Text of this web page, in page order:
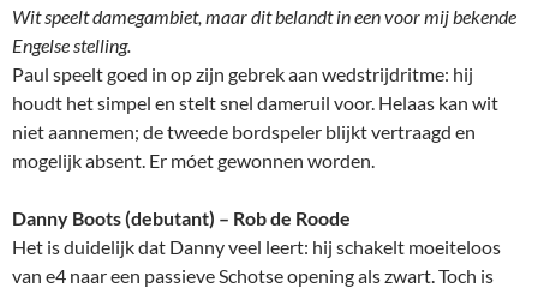
Wit speelt damegambiet, maar dit belandt in een voor mij bekende
Engelse stelling.
Paul speelt goed in op zijn gebrek aan wedstrijdritme: hij
houdt het simpel en stelt snel dameruil voor. Helaas kan wit
niet aannemen; de tweede bordspeler blijkt vertraagd en
mogelijk absent. Er móet gewonnen worden.
Danny Boots (debutant) – Rob de Roode
Het is duidelijk dat Danny veel leert: hij schakelt moeiteloos
van e4 naar een passieve Schotse opening als zwart. Toch is